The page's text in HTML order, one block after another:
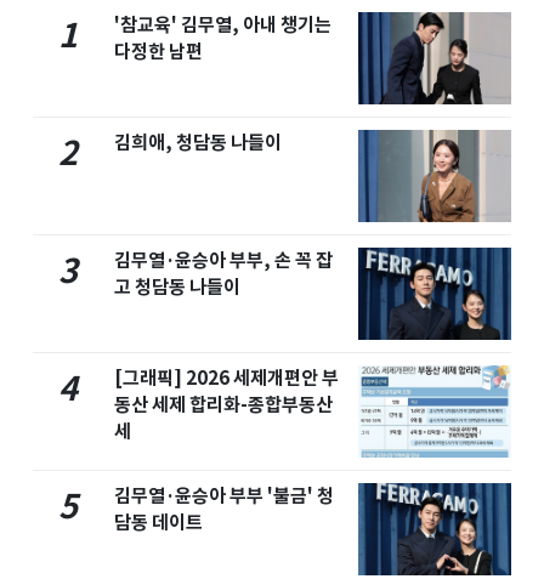
1
'참교육' 김무열, 아내 챙기는
다정한 남편
2 김희애, 청담동 나들이
3
김무열·윤승아 부부, 손 꼭 잡
고 청담동 나들이
4
[그래픽] 2026 세제개편안 부
동산 세제 합리화-종합부동산
세
5
김무열·윤승아 부부 '불금' 청
담동 데이트